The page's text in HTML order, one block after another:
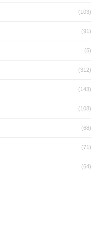
(103)
(91)
(5)
(312)
(143)
(108)
(68)
(71)
(64)